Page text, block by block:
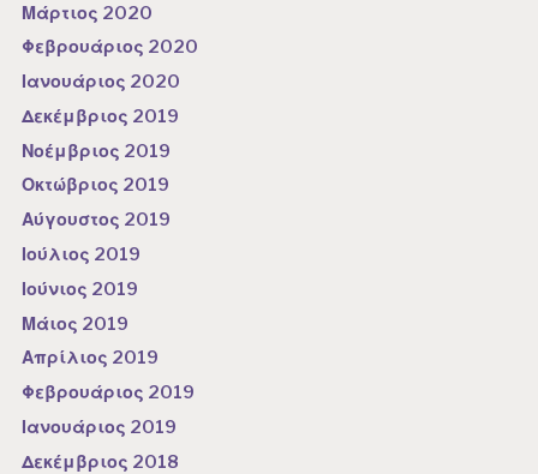
Μάρτιος 2020
Φεβρουάριος 2020
Ιανουάριος 2020
Δεκέμβριος 2019
Νοέμβριος 2019
Οκτώβριος 2019
Αύγουστος 2019
Ιούλιος 2019
Ιούνιος 2019
Μάιος 2019
Απρίλιος 2019
Φεβρουάριος 2019
Ιανουάριος 2019
Δεκέμβριος 2018